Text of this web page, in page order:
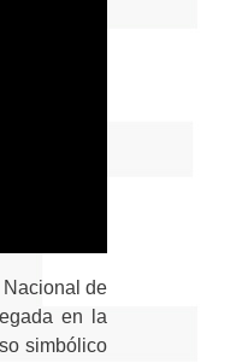
Nacional de
en la
simbólico